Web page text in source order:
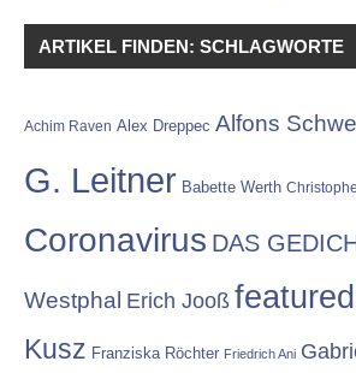
ARTIKEL FINDEN: SCHLAGWORTE
Achim Raven Alex Dreppec Alfons
G. Leitner Babette Werth
Coronavirus DAS
Westphal Erich Jooß featured
Kusz Franziska Röchter Friedrich Ani